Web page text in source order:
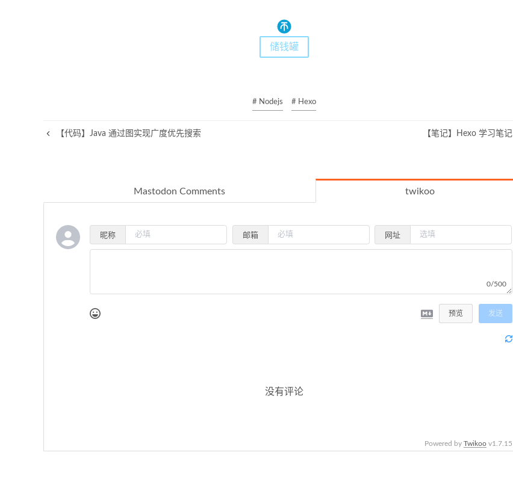
储钱罐
# Nodejs # Hexo
【代码】Java 通过图实现广度优先搜索 【笔记】Hexo 学习笔记
Mastodon Comments twikoo
昵称 邮箱 网址
0/500
预览 发送
没有评论
Powered by Twikoo v1.7.15